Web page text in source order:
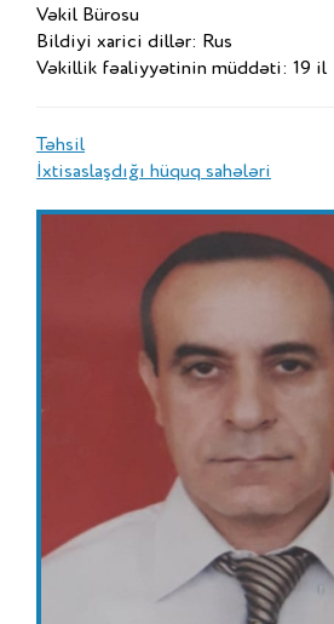
Vəkil Bürosu
Bildiyi xarici dillər: Rus
Vəkillik fəaliyyətinin müddəti: 19 il
Təhsil
İxtisaslaşdığı hüquq sahələri